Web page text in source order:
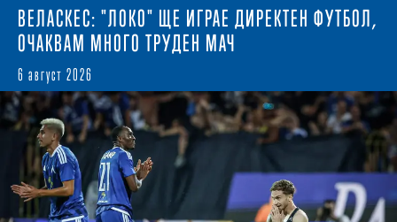
ВЕЛАСКЕС: "ЛОКО" ЩЕ ИГРАЕ ДИРЕКТЕН ФУТБОЛ,
ОЧАКВАМ МНОГО ТРУДЕН МАЧ
6 август 2026